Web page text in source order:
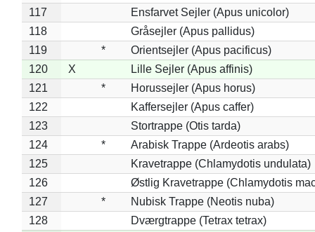
117
Ensfarvet Sejler (Apus unicolor)
118
Gråsejler (Apus pallidus)
119
*
Orientsejler (Apus pacificus)
120
X
Lille Sejler (Apus affinis)
121
*
Horussejler (Apus horus)
122
Kaffersejler (Apus caffer)
123
Stortrappe (Otis tarda)
124
*
Arabisk Trappe (Ardeotis arabs)
125
Kravetrappe (Chlamydotis undulata)
126
Østlig Kravetrappe (Chlamydotis
127
*
Nubisk Trappe (Neotis nuba)
128
Dværgtrappe (Tetrax tetrax)